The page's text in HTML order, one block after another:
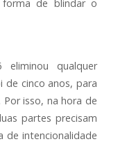
forma de blindar o
qualquer
de cinco anos, para
isso, na hora de
partes precisam
de intencionalidade